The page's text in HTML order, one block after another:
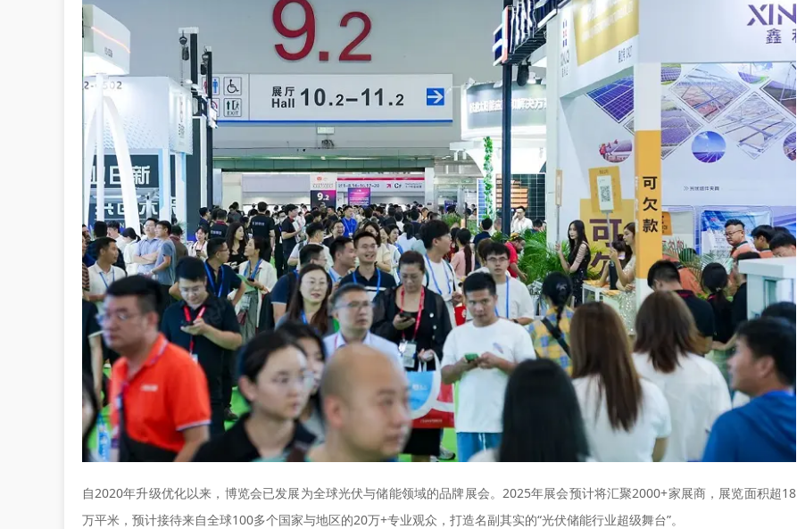
自2020年升级优化以来，博览会已发展为全球光伏与储能领域的品牌展会。2025年展会预计将汇聚2000+家展商，展览面积超18
万平米，预计接待来自全球100多个国家与地区的20万+专业观众，打造名副其实的“光伏储能行业超级舞台”。